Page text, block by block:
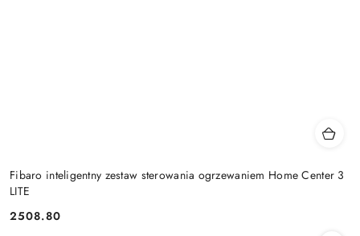
Fibaro inteligentny zestaw sterowania ogrzewaniem Home Center 3
LITE
Cena:
2508.80